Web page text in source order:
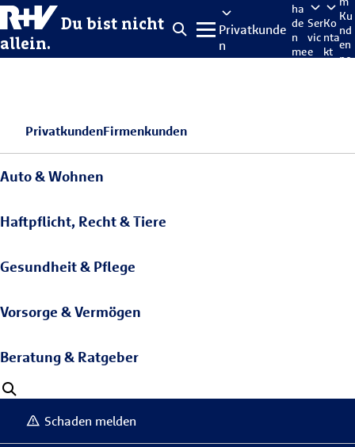
Du bist nicht
allein.
Privatkunde
n
ha
de
n
me
Ser
vic
e
Ko
nta
kt
Ku
nd
en
po
PrivatkundenFirmenkunden
Auto & Wohnen
Haftpflicht, Recht & Tiere
Gesundheit & Pflege
Vorsorge & Vermögen
Beratung & Ratgeber
Schaden melden